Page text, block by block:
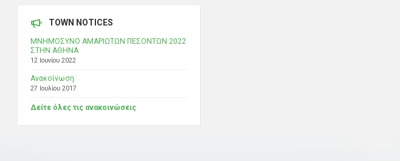
TOWN NOTICES
ΜΝΗΜΟΣΥΝΟ ΑΜΑΡΙΩΤΩΝ ΠΕΣΟΝΤΩΝ 2022
ΣΤΗΝ ΑΘΗΝΑ
12 Ιουνίου 2022
Ανακοίνωση
27 Ιουλίου 2017
Δείτε όλες τις ανακοινώσεις